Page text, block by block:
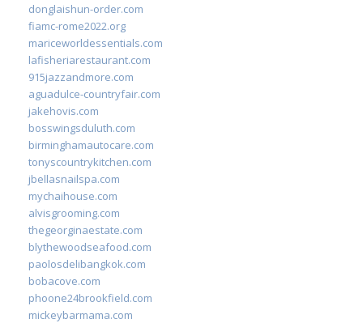
donglaishun-order.com
fiamc-rome2022.org
mariceworldessentials.com
lafisheriarestaurant.com
915jazzandmore.com
aguadulce-countryfair.com
jakehovis.com
bosswingsduluth.com
birminghamautocare.com
tonyscountrykitchen.com
jbellasnailspa.com
mychaihouse.com
alvisgrooming.com
thegeorginaestate.com
blythewoodseafood.com
paolosdelibangkok.com
bobacove.com
phoone24brookfield.com
mickeybarmama.com